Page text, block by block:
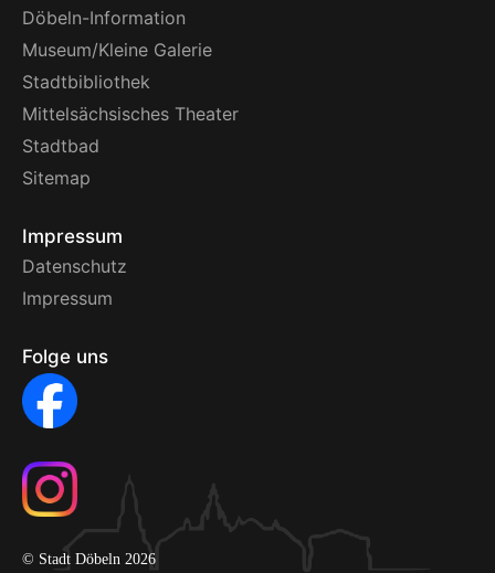
Döbeln-Information
Museum/Kleine Galerie
Stadtbibliothek
Mittelsächsisches Theater
Stadtbad
Sitemap
Impressum
Datenschutz
Impressum
Folge uns
© Stadt Döbeln 2026